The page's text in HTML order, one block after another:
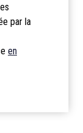
par la
en